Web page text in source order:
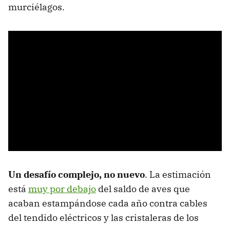
murciélagos.
Un desafío complejo, no nuevo. La estimación
está muy por debajo del saldo de aves que
acaban estampándose cada año contra cables
del tendido eléctricos y las cristaleras de los